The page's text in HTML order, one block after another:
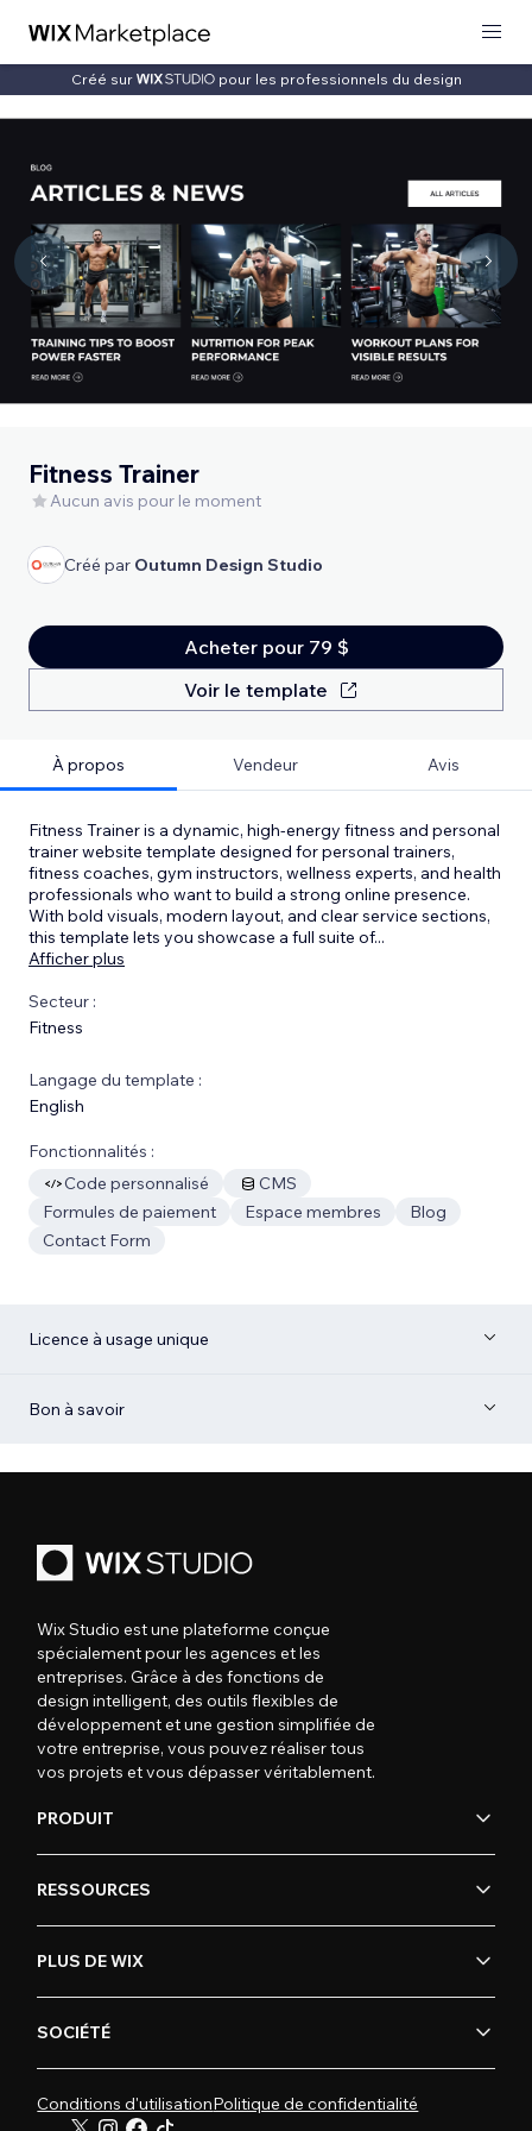
Créé sur pour les professionnels du design
Fitness Trainer
Aucun avis pour le moment
Créé par Outumn Design Studio
Acheter pour 79 $
Voir le template
À propos Vendeur Avis
Fitness Trainer is a dynamic, high‑energy fitness and personal
trainer website template designed for personal trainers,
fitness coaches, gym instructors, wellness experts, and health
professionals who want to build a strong online presence.
With bold visuals, modern layout, and clear service sections,
this template lets you showcase a full suite of...
Afficher plus
Secteur :
Fitness
Langage du template :
English
Fonctionnalités :
Code personnalisé
CMS
Formules de paiement
Espace membres
Blog
Contact Form
Licence à usage unique
Bon à savoir
Wix Studio est une plateforme conçue
spécialement pour les agences et les
entreprises. Grâce à des fonctions de
design intelligent, des outils flexibles de
développement et une gestion simplifiée de
votre entreprise, vous pouvez réaliser tous
vos projets et vous dépasser véritablement.
PRODUIT
RESSOURCES
PLUS DE WIX
SOCIÉTÉ
Conditions d'utilisationPolitique de confidentialité